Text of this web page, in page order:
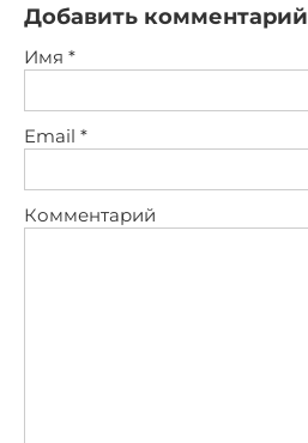
Добавить комментарий
Имя *
Email *
Комментарий